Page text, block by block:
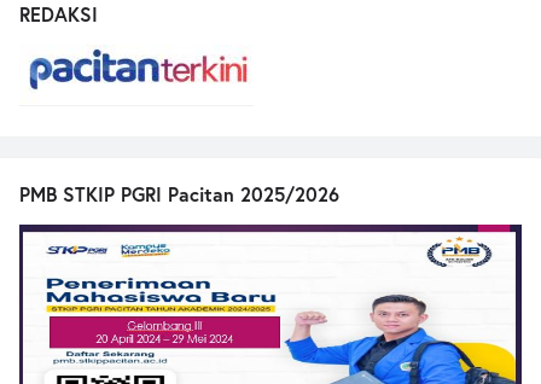
REDAKSI
PMB STKIP PGRI Pacitan 2025/2026